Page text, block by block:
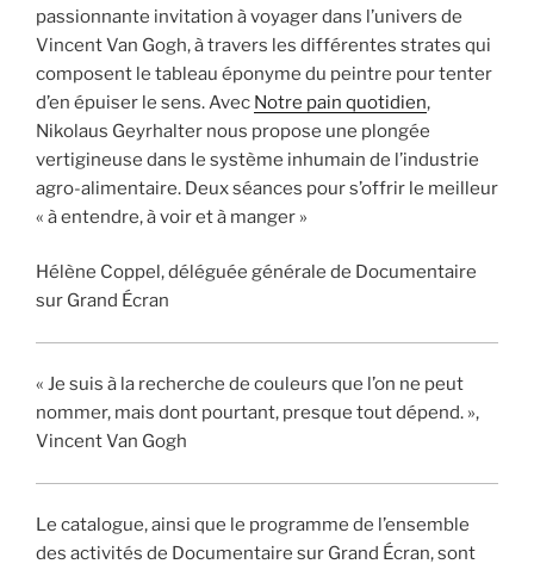
passionnante invitation à voyager dans l’univers de
Vincent Van Gogh, à travers les différentes strates qui
composent le tableau éponyme du peintre pour tenter
d’en épuiser le sens. Avec Notre pain quotidien,
Nikolaus Geyrhalter nous propose une plongée
vertigineuse dans le système inhumain de l’industrie
agro-alimentaire. Deux séances pour s’offrir le meilleur
« à entendre, à voir et à manger »
Hélène Coppel, déléguée générale de Documentaire
sur Grand Écran
« Je suis à la recherche de couleurs que l’on ne peut
nommer, mais dont pourtant, presque tout dépend. »,
Vincent Van Gogh
Le catalogue, ainsi que le programme de l’ensemble
des activités de Documentaire sur Grand Écran, sont